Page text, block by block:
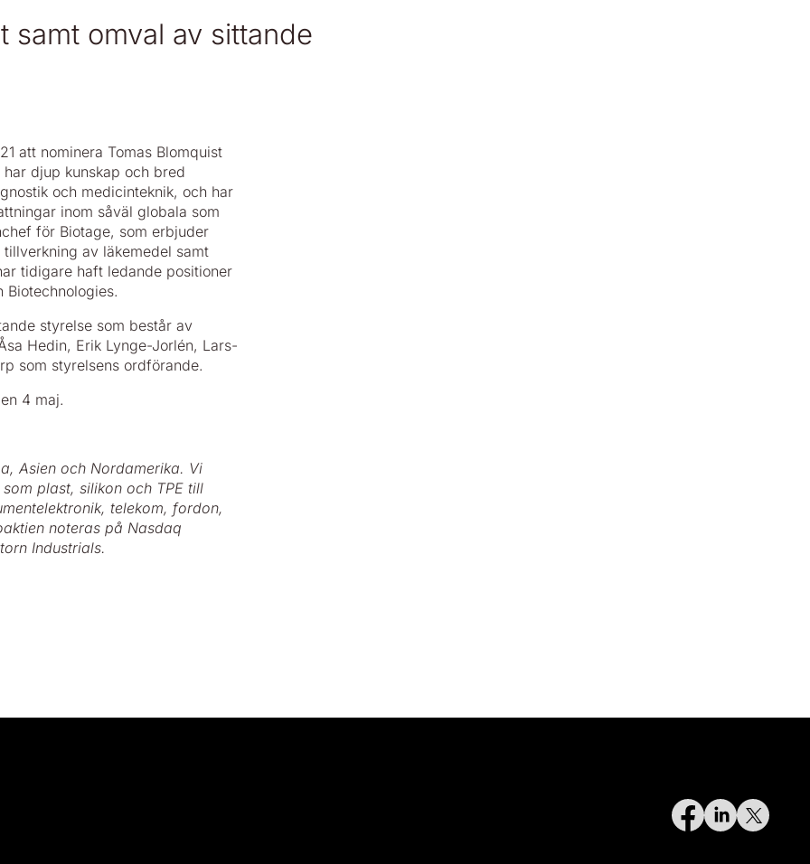
samt omval av sittande
att nominera Tomas Blomquist
djup kunskap och bred
och medicinteknik, och har
inom såväl globala som
för Biotage, som erbjuder
av läkemedel samt
tidigare haft ledande positioner
Biotechnologies.
styrelse som består av
Hedin, Erik Lynge-Jorlén, Lars-
som styrelsens ordförande.
4 maj.
Asien och Nordamerika. Vi
plast, silikon och TPE till
telekom, fordon,
noteras på Nasdaq
Industrials.